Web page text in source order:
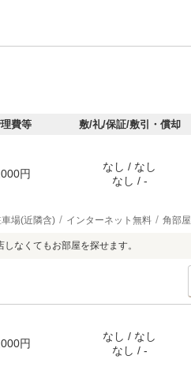
費等 敷/礼/保証/敷引・償却
円
なし / なし
なし / -
場(近隣含) インターネット無料 角部屋
なくてもお部屋を探せます。
円
なし / なし
なし / -